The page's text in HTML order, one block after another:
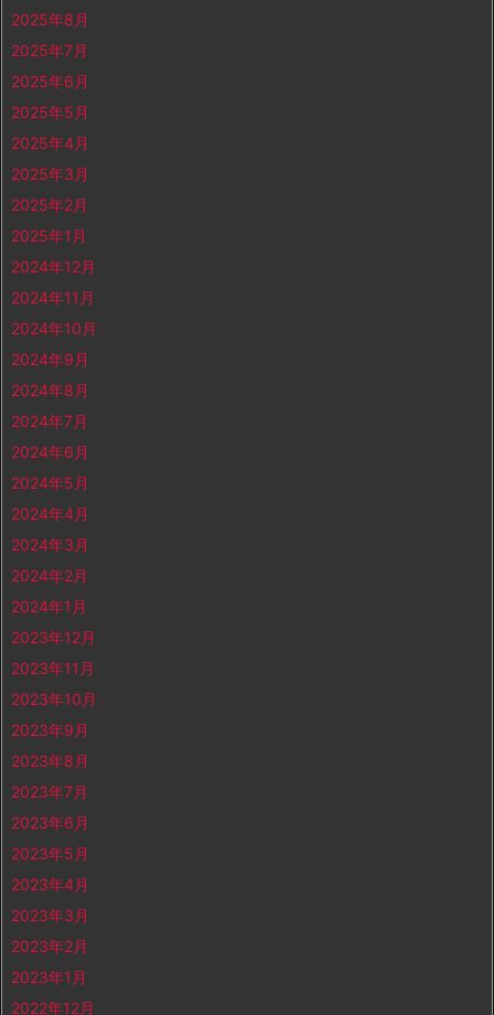
2025年8月
2025年7月
2025年6月
2025年5月
2025年4月
2025年3月
2025年2月
2025年1月
2024年12月
2024年11月
2024年10月
2024年9月
2024年8月
2024年7月
2024年6月
2024年5月
2024年4月
2024年3月
2024年2月
2024年1月
2023年12月
2023年11月
2023年10月
2023年9月
2023年8月
2023年7月
2023年6月
2023年5月
2023年4月
2023年3月
2023年2月
2023年1月
2022年12月